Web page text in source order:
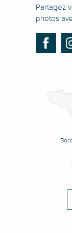
Partagez
photos